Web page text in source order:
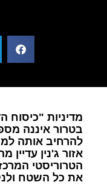
מדיניות
בטרור איננה
להרחיב אותה
אזור ג'נין
הטרוריסטי
את כל השטח